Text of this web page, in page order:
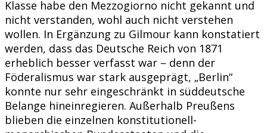
Klasse habe den Mezzogiorno nicht gekannt und
nicht verstanden, wohl auch nicht verstehen
wollen. In Ergänzung zu Gilmour kann konstatiert
werden, dass das Deutsche Reich von 1871
erheblich besser verfasst war – denn der
Föderalismus war stark ausgeprägt, „Berlin“
konnte nur sehr eingeschränkt in süddeutsche
Belange hineinregieren. Außerhalb Preußens
blieben die einzelnen konstitutionell-